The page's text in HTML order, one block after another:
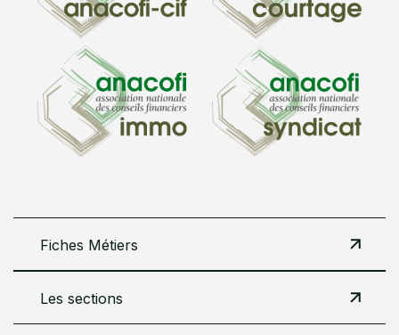
Fiches Métiers
Les sections